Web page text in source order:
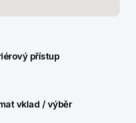
přístup
vklad / výběr